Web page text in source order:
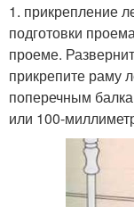
1. прикрепление
подготовки
проеме.
прикрепите раму
поперечным
или 100-